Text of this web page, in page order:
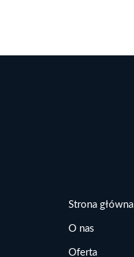
Strona główna
O nas
Oferta